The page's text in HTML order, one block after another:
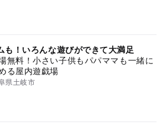
も！いろんな遊びができて大満足
無料！小さい子供もパパママも一緒に
る屋内遊戯場
県土岐市